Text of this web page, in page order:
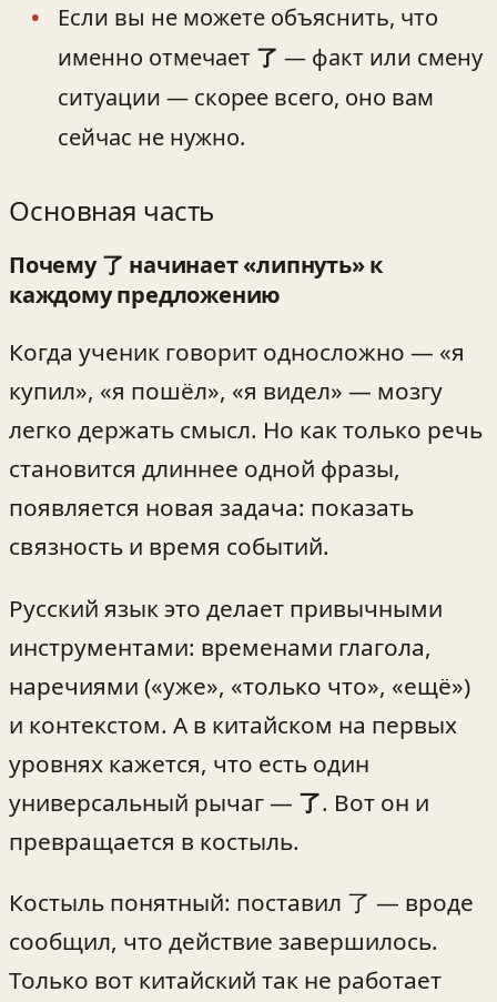
Если вы не можете объяснить, что
именно отмечает 了 — факт или смену
ситуации — скорее всего, оно вам
сейчас не нужно.
Основная часть
Почему 了 начинает «липнуть» к
каждому предложению
Когда ученик говорит односложно — «я
купил», «я пошёл», «я видел» — мозгу
легко держать смысл. Но как только речь
становится длиннее одной фразы,
появляется новая задача: показать
связность и время событий.
Русский язык это делает привычными
инструментами: временами глагола,
наречиями («уже», «только что», «ещё»)
и контекстом. А в китайском на первых
уровнях кажется, что есть один
универсальный рычаг — 了. Вот он и
превращается в костыль.
Костыль понятный: поставил 了 — вроде
сообщил, что действие завершилось.
Только вот китайский так не работает